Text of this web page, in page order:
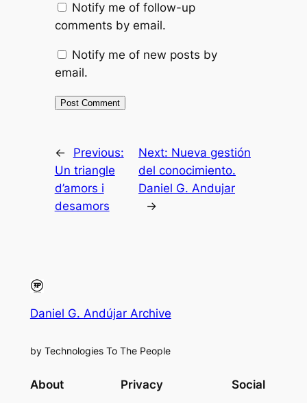
Notify me of follow-up
comments by email.
Notify me of new posts by
email.
←
Previous:
Un triangle
d’amors i
desamors
Next: Nueva gestión
del conocimiento.
Daniel G. Andujar
→
Daniel G. Andújar Archive
by Technologies To The People
About Privacy Social